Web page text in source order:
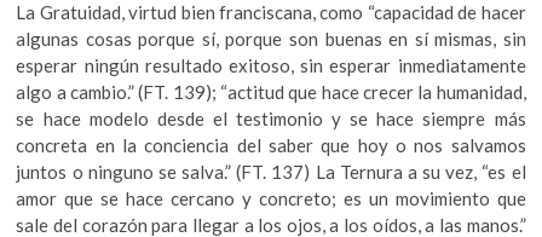
La Gratuidad, virtud bien franciscana, como “capacidad de hacer
algunas cosas porque sí, porque son buenas en sí mismas, sin
esperar ningún resultado exitoso, sin esperar inmediatamente
algo a cambio.” (FT. 139); “actitud que hace crecer la humanidad,
se hace modelo desde el testimonio y se hace siempre más
concreta en la conciencia del saber que hoy o nos salvamos
juntos o ninguno se salva.” (FT. 137) La Ternura a su vez, “es el
amor que se hace cercano y concreto; es un movimiento que
sale del corazón para llegar a los ojos, a los oídos, a las manos.”